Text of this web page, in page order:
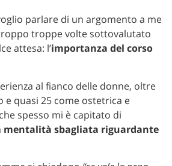
parlare di un argomento a me
troppe volte sottovalutato
attesa: l’importanza del corso
al fianco delle donne, oltre
e quasi 25 come ostetrica e
spesso mi è capitato di
mentalità sbagliata riguardante